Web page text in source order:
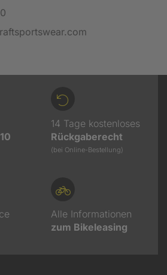
14 Tage kostenloses
Rückgaberecht
(bei Online-Bestellung)
Alle Informationen
zum Bikeleasing